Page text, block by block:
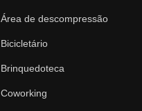
Área de descompressão
Bicicletário
Brinquedoteca
Coworking